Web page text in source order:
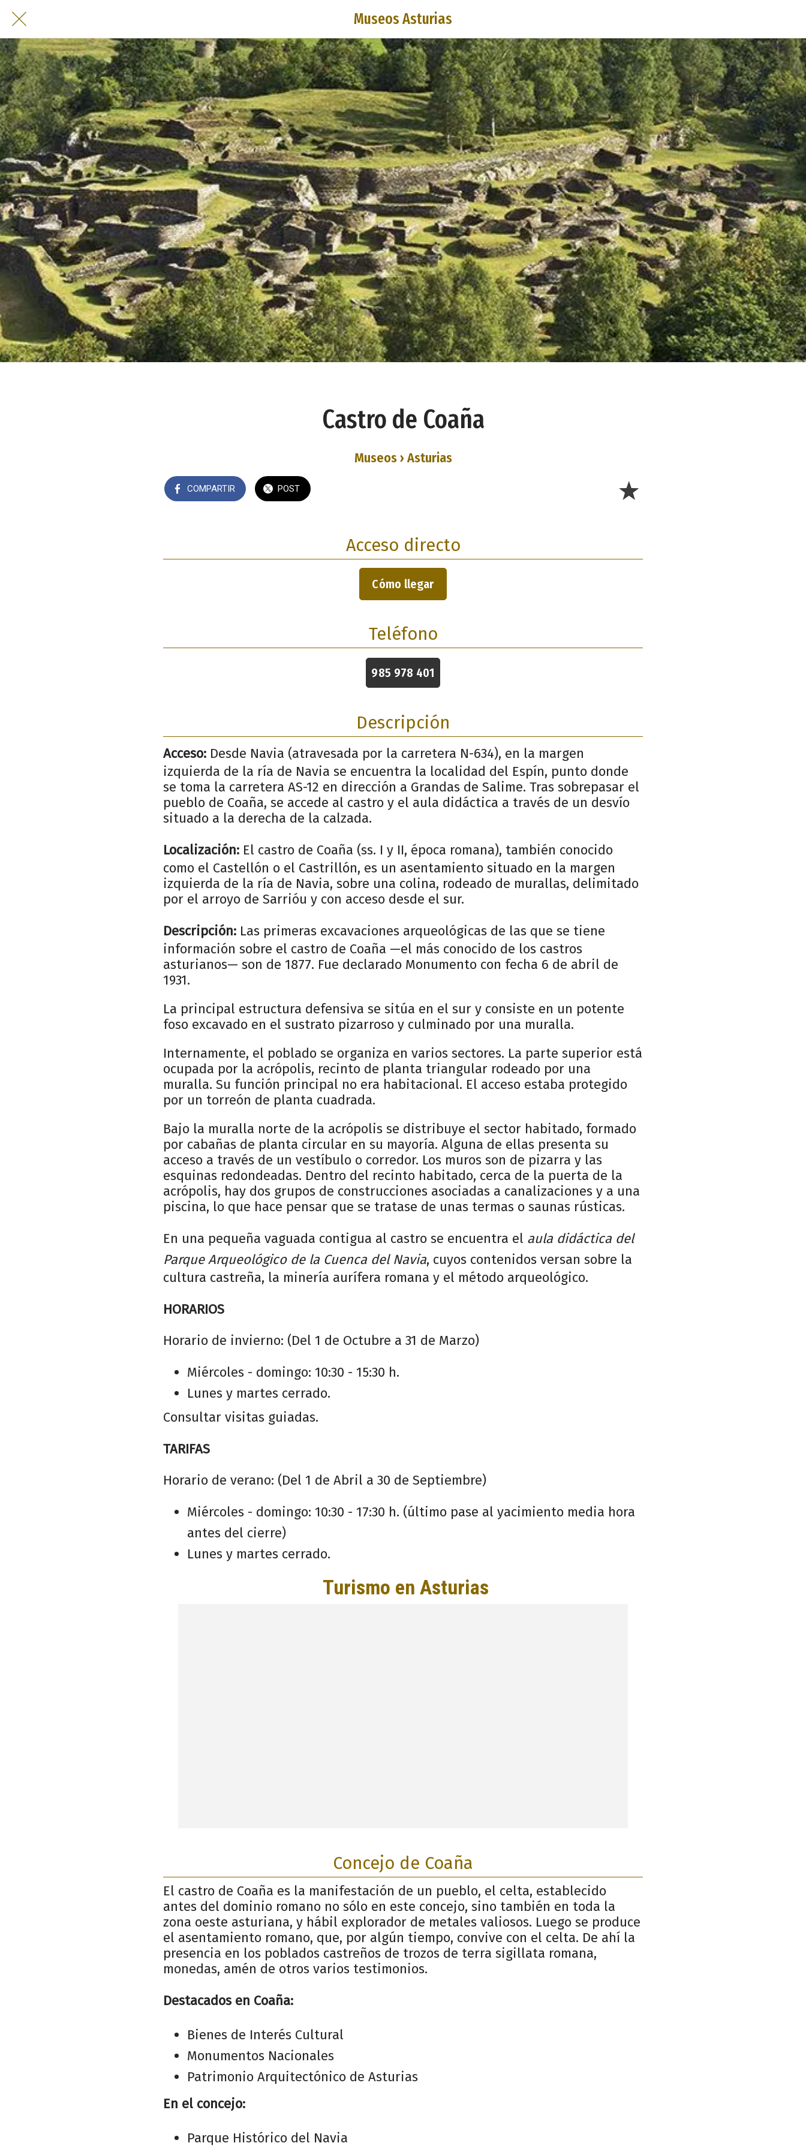
Museos Asturias
Castro de Coaña
Museos › Asturias
COMPARTIR POST
Acceso directo
Cómo llegar
Teléfono
985 978 401
Descripción
Acceso: Desde Navia (atravesada por la carretera N-634), en la margen
izquierda de la ría de Navia se encuentra la localidad del Espín, punto donde
se toma la carretera AS-12 en dirección a Grandas de Salime. Tras sobrepasar el
pueblo de Coaña, se accede al castro y el aula didáctica a través de un desvío
situado a la derecha de la calzada.
Localización: El castro de Coaña (ss. I y II, época romana), también conocido
como el Castellón o el Castrillón, es un asentamiento situado en la margen
izquierda de la ría de Navia, sobre una colina, rodeado de murallas, delimitado
por el arroyo de Sarrióu y con acceso desde el sur.
Descripción: Las primeras excavaciones arqueológicas de las que se tiene
información sobre el castro de Coaña —el más conocido de los castros
asturianos— son de 1877. Fue declarado Monumento con fecha 6 de abril de
1931.
La principal estructura defensiva se sitúa en el sur y consiste en un potente
foso excavado en el sustrato pizarroso y culminado por una muralla.
Internamente, el poblado se organiza en varios sectores. La parte superior está
ocupada por la acrópolis, recinto de planta triangular rodeado por una
muralla. Su función principal no era habitacional. El acceso estaba protegido
por un torreón de planta cuadrada.
Bajo la muralla norte de la acrópolis se distribuye el sector habitado, formado
por cabañas de planta circular en su mayoría. Alguna de ellas presenta su
acceso a través de un vestíbulo o corredor. Los muros son de pizarra y las
esquinas redondeadas. Dentro del recinto habitado, cerca de la puerta de la
acrópolis, hay dos grupos de construcciones asociadas a canalizaciones y a una
piscina, lo que hace pensar que se tratase de unas termas o saunas rústicas.
En una pequeña vaguada contigua al castro se encuentra el aula didáctica del
Parque Arqueológico de la Cuenca del Navia, cuyos contenidos versan sobre la
cultura castreña, la minería aurífera romana y el método arqueológico.
HORARIOS
Horario de invierno: (Del 1 de Octubre a 31 de Marzo)
Miércoles - domingo: 10:30 - 15:30 h.
Lunes y martes cerrado.
Consultar visitas guiadas.
TARIFAS
Horario de verano: (Del 1 de Abril a 30 de Septiembre)
Miércoles - domingo: 10:30 - 17:30 h. (último pase al yacimiento media hora
antes del cierre)
Lunes y martes cerrado.
Concejo de Coaña
El castro de Coaña es la manifestación de un pueblo, el celta, establecido
antes del dominio romano no sólo en este concejo, sino también en toda la
zona oeste asturiana, y hábil explorador de metales valiosos. Luego se produce
el asentamiento romano, que, por algún tiempo, convive con el celta. De ahí la
presencia en los poblados castreños de trozos de terra sigillata romana,
monedas, amén de otros varios testimonios.
Destacados en Coaña:
Bienes de Interés Cultural
Monumentos Nacionales
Patrimonio Arquitectónico de Asturias
En el concejo:
Parque Histórico del Navia